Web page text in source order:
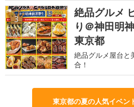
3
絶品グルメ
り＠神田明
東京都
絶品グルメ屋台と
合！
東京都の夏の人気イベン